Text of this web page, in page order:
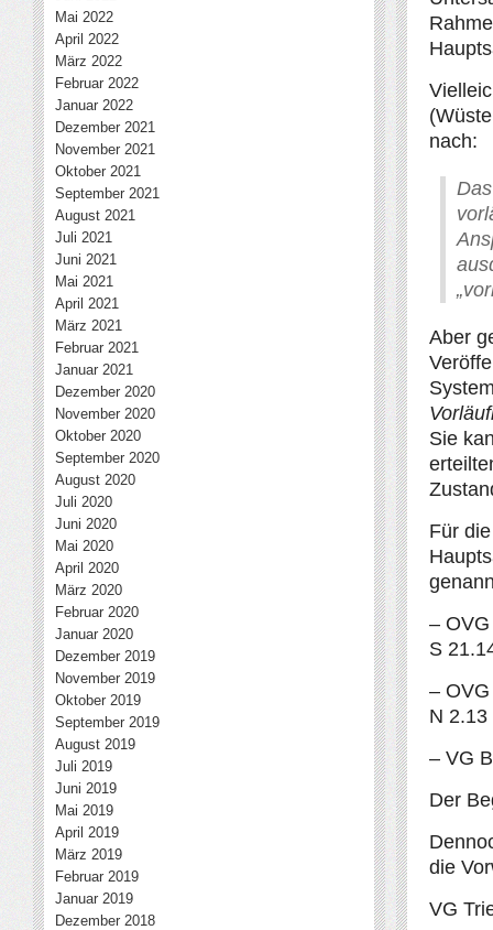
nach:
Aber
Sie
Für
–
S
–
N 2.13
– VG
Der
die
VG
Mai 2022
April 2022
März 2022
Februar 2022
Januar 2022
Dezember 2021
November 2021
Oktober 2021
September 2021
August 2021
Juli 2021
Juni 2021
Mai 2021
April 2021
März 2021
Februar 2021
Januar 2021
Dezember 2020
November 2020
Oktober 2020
September 2020
August 2020
Juli 2020
Juni 2020
Mai 2020
April 2020
März 2020
Februar 2020
Januar 2020
Dezember 2019
November 2019
Oktober 2019
September 2019
August 2019
Juli 2019
Juni 2019
Mai 2019
April 2019
März 2019
Februar 2019
Januar 2019
Dezember 2018